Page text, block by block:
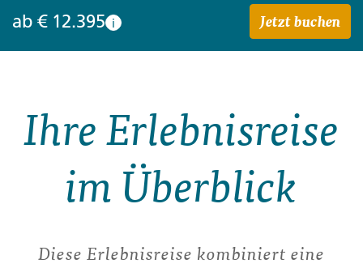
ab € 12.395 i Jetzt buchen
Ihre Erlebnisreise
im Überblick
Diese Erlebnisreise kombiniert eine